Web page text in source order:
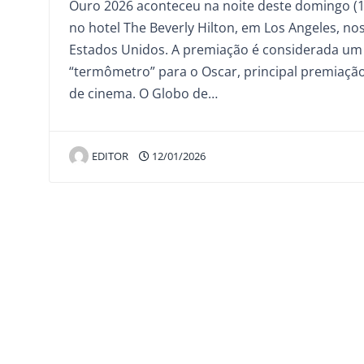
Ouro 2026 aconteceu na noite deste domingo
no hotel The Beverly Hilton, em Los Angeles, nos
Estados Unidos. A premiação é considerada um
“termômetro” para o Oscar, principal
de cinema. O Globo de…
EDITOR 12/01/2026